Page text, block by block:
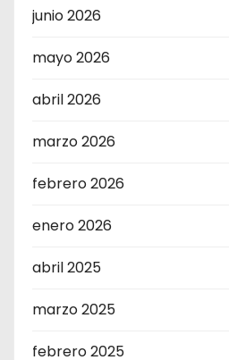
junio 2026
mayo 2026
abril 2026
marzo 2026
febrero 2026
enero 2026
abril 2025
marzo 2025
febrero 2025